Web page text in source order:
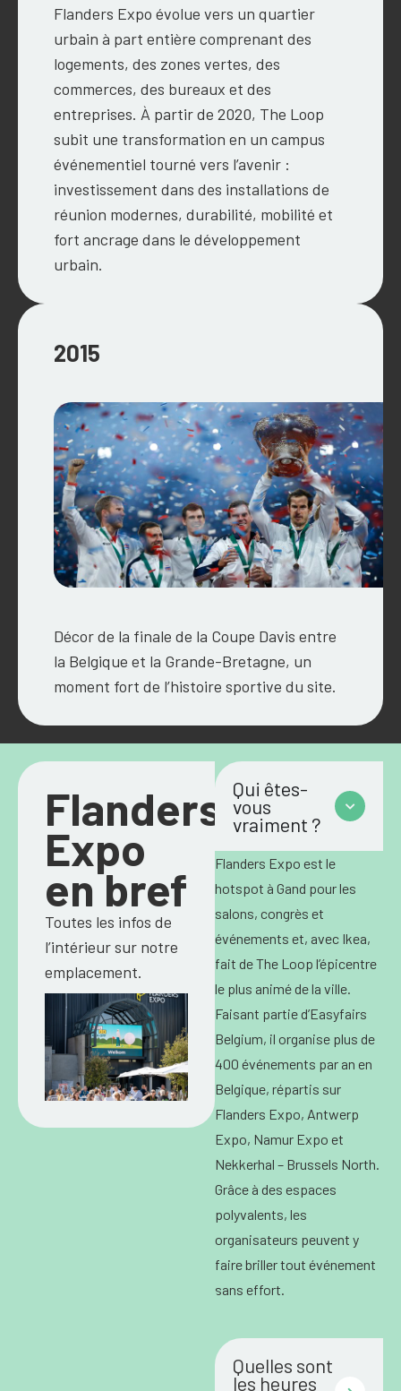
Flanders Expo évolue vers un quartier
urbain à part entière comprenant des
logements, des zones vertes, des
commerces, des bureaux et des
entreprises. À partir de 2020, The Loop
subit une transformation en un campus
événementiel tourné vers l’avenir :
investissement dans des installations de
réunion modernes, durabilité, mobilité et
fort ancrage dans le développement
urbain.
2015
Décor de la finale de la Coupe Davis entre
la Belgique et la Grande-Bretagne, un
moment fort de l’histoire sportive du site.
Flanders
Expo
en bref
Toutes les infos de
l’intérieur sur notre
emplacement.
Qui êtes-
vous
vraiment ?
Flanders Expo est le
hotspot à Gand pour les
salons, congrès et
événements et, avec Ikea,
fait de The Loop l’épicentre
le plus animé de la ville.
Faisant partie d’Easyfairs
Belgium, il organise plus de
400 événements par an en
Belgique, répartis sur
Flanders Expo, Antwerp
Expo, Namur Expo et
Nekkerhal – Brussels North.
Grâce à des espaces
polyvalents, les
organisateurs peuvent y
faire briller tout événement
sans effort.
Quelles sont
les heures